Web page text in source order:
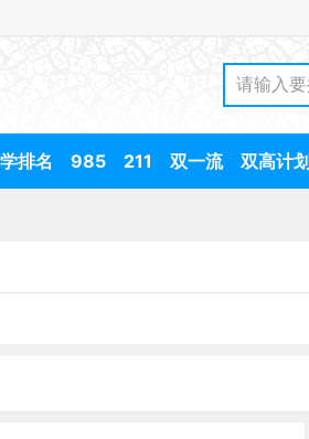
排名 985 211 双一流 双高计划